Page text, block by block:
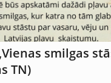
smilgas
TN)